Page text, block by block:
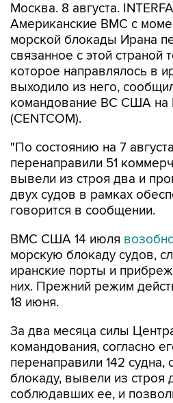
Москва. 8 августа.
Американские ВМС с
морской блокады Ирана
связанное с этой страной
которое направлялось в
выходило из него,
командование ВС США на
(CENTCOM).
"По состоянию на 7
перенаправили 51
вывели из строя два и
двух судов в рамках
говорится в сообщении.
ВМС США 14 июля
морскую блокаду судов,
иранские порты и
них. Прежний режим
18 июня.
За два месяца силы
командования, согласно
перенаправили 142
блокаду, вывели из строя
соблюдавших ее, и